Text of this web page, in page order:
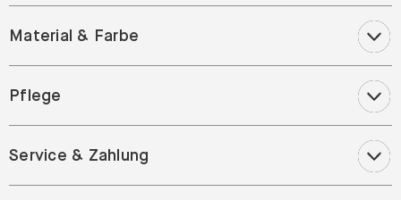
Material & Farbe
Pflege
Service & Zahlung